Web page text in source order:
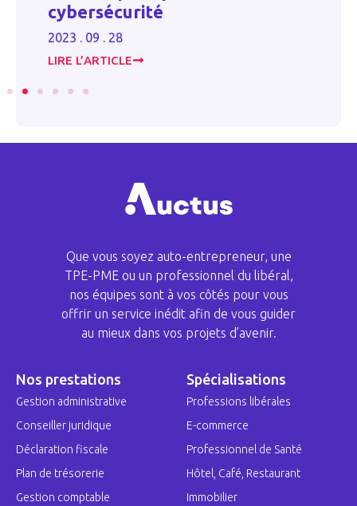
soutien au secteur agricole
2025 . 01 . 28
LIRE L’ARTICLE
Que vous soyez auto-entrepreneur, une
TPE-PME ou un professionnel du libéral,
nos équipes sont à vos côtés pour vous
offrir un service inédit afin de vous guider
au mieux dans vos projets d’avenir.
Nos prestations
Gestion administrative
Conseiller juridique
Déclaration fiscale
Plan de trésorerie
Gestion comptable
Spécialisations
Professions libérales
E-commerce
Professionnel de Santé
Hôtel, Café, Restaurant
Immobilier